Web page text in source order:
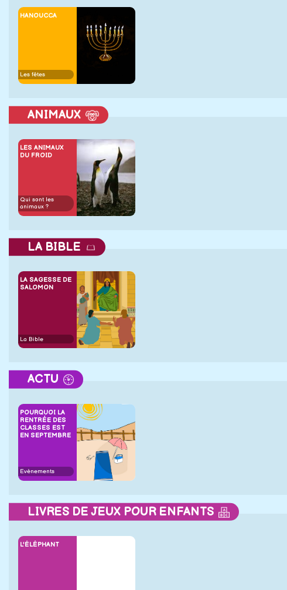
HANOUCCA
Les fêtes
ANIMAUX
LES ANIMAUX
DU FROID
Qui sont les
animaux ?
LA BIBLE
LA SAGESSE DE
SALOMON
La Bible
ACTU
POURQUOI LA
RENTRÉE DES
CLASSES EST
EN SEPTEMBRE
Evènements
LIVRES DE JEUX POUR ENFANTS
L'ÉLÉPHANT